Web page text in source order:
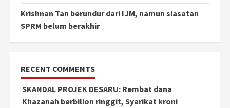
Krishnan Tan berundur dari IJM, namun siasatan
SPRM belum berakhir
RECENT COMMENTS
SKANDAL PROJEK DESARU: Rembat dana
Khazanah berbilion ringgit, Syarikat kroni